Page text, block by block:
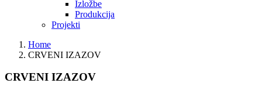
Izložbe
Produkcija
Projekti
Home
CRVENI IZAZOV
CRVENI IZAZOV